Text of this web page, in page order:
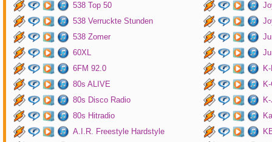
538 Top 50
538 Verruckte Stunden
538 Zomer
60XL
6FM 92.0
80s ALIVE
80s Disco Radio
80s Hitradio
A.I.R. Freestyle Hardstyle